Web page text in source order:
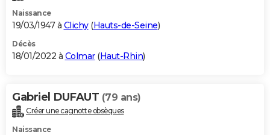
Naissance
19/03/1947 à Clichy(Hauts-de-Seine)
Décès
18/01/2022 à Colmar(Haut-Rhin)
Gabriel DUFAUT (79 ans)
Créer une cagnotte obsèques
Naissance